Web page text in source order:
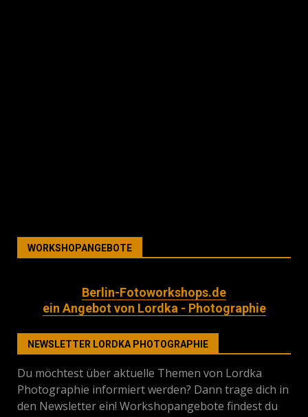
WORKSHOPANGEBOTE
Berlin-Fotoworkshops.de
ein Angebot von Lordka - Photographie
NEWSLETTER LORDKA PHOTOGRAPHIE
Du möchtest über aktuelle Themen von Lordka
Photographie informiert werden? Dann trage dich in
den Newsletter ein! Workshopangebote findest du